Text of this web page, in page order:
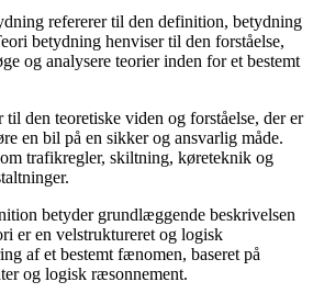
refererer til den definition, betydning
betydning henviser til den forståelse,
og analysere teorier inden for et bestemt
den teoretiske viden og forståelse, der er
en bil på en sikker og ansvarlig måde.
trafikregler, skiltning, køreteknik og
betyder grundlæggende beskrivelsen
er en velstruktureret og logisk
af et bestemt fænomen, baseret på
og logisk ræsonnement.